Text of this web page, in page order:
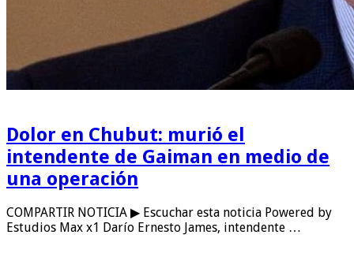
Dolor en Chubut: murió el
intendente de Gaiman en medio de
una operación
COMPARTIR NOTICIA ▶ Escuchar esta noticia Powered by
Estudios Max x1 Darío Ernesto James, intendente …